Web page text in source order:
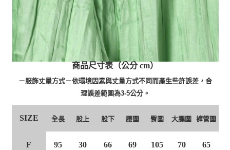
商品尺寸表（公分 cm）
－服飾丈量方式－依環境因素與丈量方式不同而產生些許誤差，合
理誤差範圍為3-5公分。
SIZE 全長 股上 股下 腰圍 臀圍 大腿圍 褲管圍
F 95 30 66 69 105 70 65